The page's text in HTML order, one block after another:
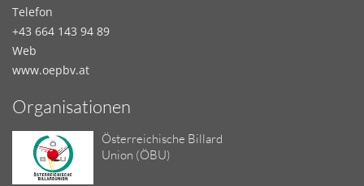
Telefon
+43 664 143 94 89
Web
www.oepbv.at
Organisationen
Österreichische Billard
Union (ÖBU)